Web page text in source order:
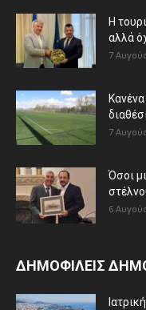
Η
αλλά
7
7
Όσοι
6
ΔΗΜΟΦΙΛΕΙΣ